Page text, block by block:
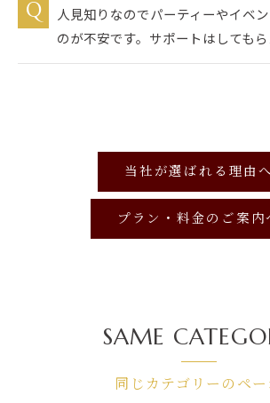
人見知りなのでパーティーやイベ
のが不安です。サポートはしても
当社が選ばれる理由へ
プラン・料金のご案内
同じカテゴリーのペー
SAME